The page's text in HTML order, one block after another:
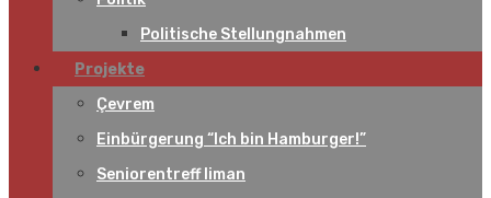
Politische Stellungnahmen
Projekte
Çevrem
Einbürgerung “Ich bin Hamburger!”
Seniorentreff liman